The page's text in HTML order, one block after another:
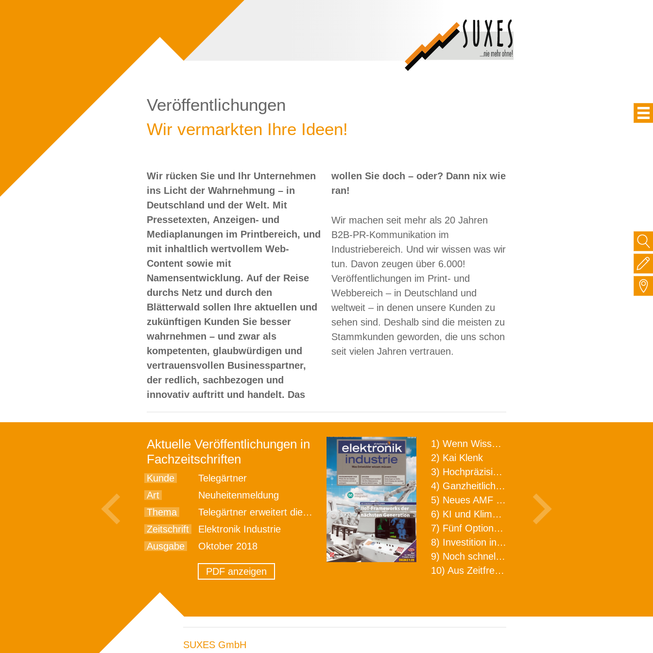
Veröffentlichungen
Wir vermarkten Ihre Ideen!
Wir rücken Sie und Ihr Unternehmen
ins Licht der Wahrnehmung – in
Deutschland und der Welt. Mit
Pressetexten, Anzeigen- und
Mediaplanungen im Printbereich, und
mit inhaltlich wertvollem Web-
Content sowie mit
Namensentwicklung. Auf der Reise
durchs Netz und durch den
Blätterwald sollen Ihre aktuellen und
zukünftigen Kunden Sie besser
wahrnehmen – und zwar als
kompetenten, glaubwürdigen und
vertrauensvollen Businesspartner,
der redlich, sachbezogen und
innovativ auftritt und handelt. Das
wollen Sie doch – oder? Dann nix wie
ran!
Wir machen seit mehr als 20 Jahren
B2B-PR-Kommunikation im
Industriebereich. Und wir wissen was wir
tun. Davon zeugen über 6.000!
Veröffentlichungen im Print- und
Webbereich – in Deutschland und
weltweit – in denen unsere Kunden zu
sehen sind. Deshalb sind die meisten zu
Stammkunden geworden, die uns schon
seit vielen Jahren vertrauen.
Aktuelle Veröffentlichungen in
Fachzeitschriften
Kunde
Telegärtner
Art
Neuheitenmeldung
Thema
Telegärtner erweitert die Geschäftsführung
Zeitschrift
Elektronik Industrie
Ausgabe
Oktober 2018
PDF anzeigen
1) Wenn Wissen geht, kann ARNO WERKZEUGE helfen
2) Kai Klenk
3) Hochpräzision in neuer Dimension
4) Ganzheitlicher Ansatz für mehr Effizienz und Produktivität in der Zerspanung
5) Neues AMF Logistikzentrum feierlich eröffnet
6) KI und Klimaschutz im Schaltanlagenbau
7) Fünf Optionen, wie man Zeitfresser in Effizienz umwandelt
8) Investition in Fellbach mit nachhaltiger Logistik und Lagerfläche
9) Noch schnellere Lieferung
10) Aus Zeitfressern wird Effizienz
SUXES GmbH